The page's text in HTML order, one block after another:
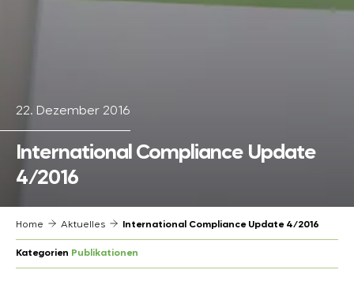
22. Dezember 2016
International Compliance Update
4/2016
Home Aktuelles International Compliance Update 4/2016
Kategorien Publikationen